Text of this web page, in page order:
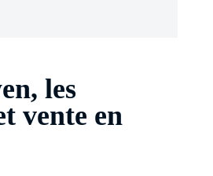
les
vente en